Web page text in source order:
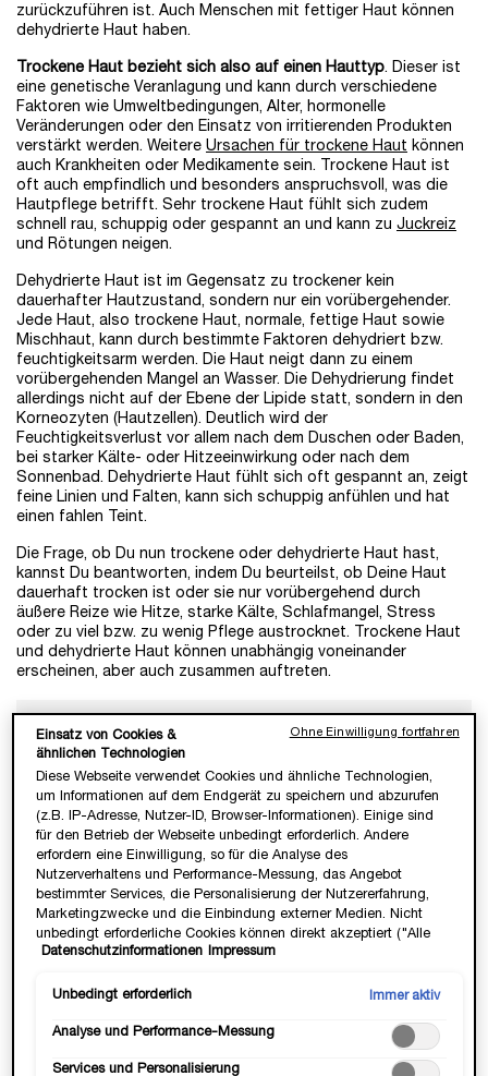
zurückzuführen ist. Auch Menschen mit fettiger Haut können
dehydrierte Haut haben.
Trockene Haut bezieht sich also auf einen Hauttyp. Dieser ist
eine genetische Veranlagung und kann durch verschiedene
Faktoren wie Umweltbedingungen, Alter, hormonelle
Veränderungen oder den Einsatz von irritierenden Produkten
verstärkt werden. Weitere Ursachen für trockene Haut können
auch Krankheiten oder Medikamente sein. Trockene Haut ist
oft auch empfindlich und besonders anspruchsvoll, was die
Hautpflege betrifft. Sehr trockene Haut fühlt sich zudem
schnell rau, schuppig oder gespannt an und kann zu Juckreiz
und Rötungen neigen.
Dehydrierte Haut ist im Gegensatz zu trockener kein
dauerhafter Hautzustand, sondern nur ein vorübergehender.
Jede Haut, also trockene Haut, normale, fettige Haut sowie
Mischhaut, kann durch bestimmte Faktoren dehydriert bzw.
feuchtigkeitsarm werden. Die Haut neigt dann zu einem
vorübergehenden Mangel an Wasser. Die Dehydrierung findet
allerdings nicht auf der Ebene der Lipide statt, sondern in den
Korneozyten (Hautzellen). Deutlich wird der
Feuchtigkeitsverlust vor allem nach dem Duschen oder Baden,
bei starker Kälte- oder Hitzeeinwirkung oder nach dem
Sonnenbad. Dehydrierte Haut fühlt sich oft gespannt an, zeigt
feine Linien und Falten, kann sich schuppig anfühlen und hat
einen fahlen Teint.
Die Frage, ob Du nun trockene oder dehydrierte Haut hast,
kannst Du beantworten, indem Du beurteilst, ob Deine Haut
dauerhaft trocken ist oder sie nur vorübergehend durch
äußere Reize wie Hitze, starke Kälte, Schlafmangel, Stress
oder zu viel bzw. zu wenig Pflege austrocknet. Trockene Haut
und dehydrierte Haut können unabhängig voneinander
erscheinen, aber auch zusammen auftreten.
Einsatz von Cookies &
ähnlichen Technologien
Diese Webseite verwendet Cookies und ähnliche Technologien,
um Informationen auf dem Endgerät zu speichern und abzurufen
(z.B. IP-Adresse, Nutzer-ID, Browser-Informationen). Einige sind
für den Betrieb der Webseite unbedingt erforderlich. Andere
erfordern eine Einwilligung, so für die Analyse des
Nutzerverhaltens und Performance-Messung, das Angebot
bestimmter Services, die Personalisierung der Nutzererfahrung,
Marketingzwecke und die Einbindung externer Medien. Nicht
unbedingt erforderliche Cookies können direkt akzeptiert ("Alle
akzeptieren") oder abgelehnt ("Ohne Einwilligung fortfahren")
ebenfalls möglich und speicherbar ("Auswahl speichern"). Die
angepasst werden. Für weitere Informationen s. unsere
Datenschutzinformationen Impressum
Unbedingt erforderlich Immer aktiv
Analyse und Performance-Messung
Services und Personalisierung
Ohne Einwilligung fortfahren